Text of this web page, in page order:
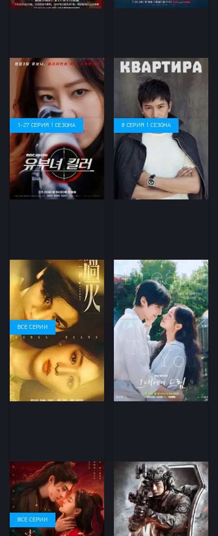
Замужняя убийца
драма, детектив, триллер,
боевик, комедия, дорама
Квартира / Квартирная
работа
драма, комедия, триллер,
саспенс, криминал, детектив,
фантастика, Работа, дорама
И вспыхнуло пламя
(2026)
романтика, драма, военный,
дорама
1-27 СЕРИЯ 1 СЕЗОНА
Мечтаю о тебе 1 сезон
комедия, драма, дорама
8 СЕРИЯ 1 СЕЗОНА
Ключ к сердцу Феникса 1
сезон
драма
ВСЕ СЕРИИ
Солдаты приходят с
ветром (2026)
военный, дорама
ВСЕ СЕРИИ